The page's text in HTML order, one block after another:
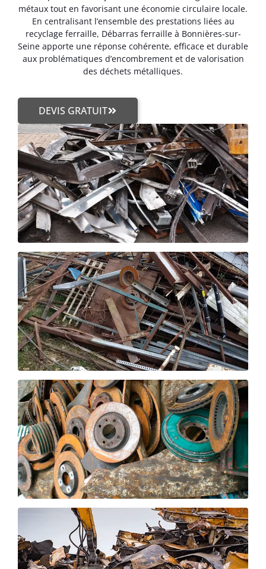
métaux tout en favorisant une économie circulaire locale.
En centralisant l’ensemble des prestations liées au
recyclage ferraille, Débarras ferraille à Bonnières-sur-
Seine apporte une réponse cohérente, efficace et durable
aux problématiques d’encombrement et de valorisation
des déchets métalliques.
DEVIS GRATUIT